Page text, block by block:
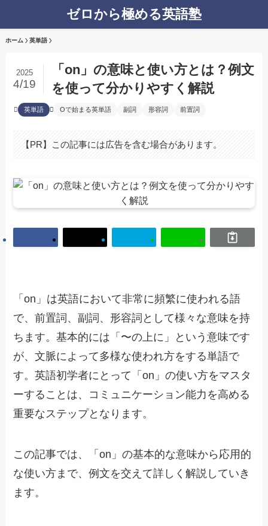
ゼロから極める英語塾
ホーム 英単語
「on」の意味と使い方とは？例文
を使って分かりやすく解説
2025
4/19
英単語 Oで始まる英単語 副詞 形容詞 前置詞
【PR】この記事には広告を含む場合があります。
「on」は英語において非常に頻繁に使われる語
で、前置詞、副詞、形容詞として様々な意味を持
ちます。基本的には「〜の上に」という意味です
が、文脈によって多様な使われ方をする単語で
す。英語初学者にとって「on」の使い方をマスタ
ーすることは、コミュニケーション能力を高める
重要なステップとなります。
この記事では、「on」の基本的な意味から応用的
な使い方まで、例文を交えて詳しく解説していき
ます。